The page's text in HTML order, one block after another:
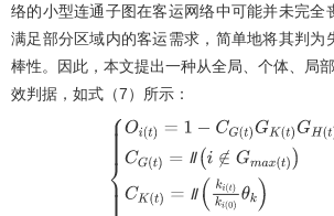
络的小型连通子图在客运网络中可能并未完全
满足部分区域内的客运需求，简单地将其判为
棒性。因此，本文提出一种从全局、个体、局
效判据，如式（7）所示：
Ⅱ
Ⅱ